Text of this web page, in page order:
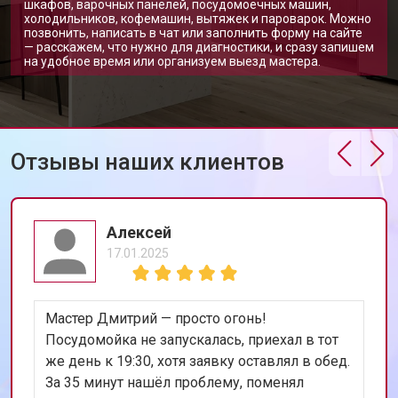
шкафов, варочных панелей, посудомоечных машин,
холодильников, кофемашин, вытяжек и пароварок. Можно
позвонить, написать в чат или заполнить форму на сайте
— расскажем, что нужно для диагностики, и сразу запишем
на удобное время или организуем выезд мастера.
Отзывы наших клиентов
Алексей
17.01.2025
Мастер Дмитрий — просто огонь!
Посудомойка не запускалась, приехал в тот
же день к 19:30, хотя заявку оставлял в обед.
За 35 минут нашёл проблему, поменял